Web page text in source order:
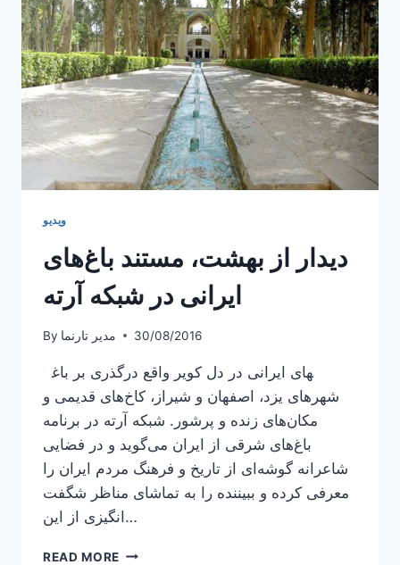
حضور
ونسان
ژیرالدو
ویدیو
دیدار از بهشت، مستند باغ‌های
ایرانی در شبکه آرته
By مدیر تارنما 30/08/2016
شهرهای یزد، اصفهان و شیراز، کاخ‌های قدیمی و
مکان‌های زنده و پرشور. شبکه آرته در برنامه
باغ‌های شرقی از ایران می‌گوید و در فضایی
شاعرانه گوشه‌ای از تاریخ و فرهنگ مردم ایران را
معرفی کرده و ببیننده را به تماشای مناظر شگفت
انگیزی از این…
READ MORE دیدار